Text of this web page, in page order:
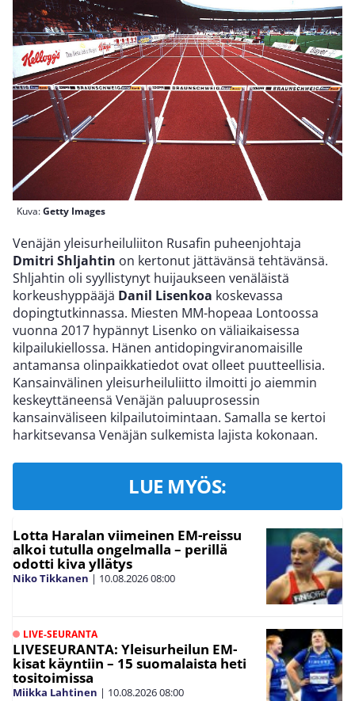
Kuva:Getty Images
Venäjän yleisurheiluliiton Rusafin puheenjohtaja
Dmitri Shljahtin on kertonut jättävänsä tehtävänsä.
Shljahtin oli syyllistynyt huijaukseen venäläistä
korkeushyppääjä Danil Lisenkoa koskevassa
dopingtutkinnassa. Miesten MM-hopeaa Lontoossa
vuonna 2017 hypännyt Lisenko on väliaikaisessa
kilpailukiellossa. Hänen antidopingviranomaisille
antamansa olinpaikkatiedot ovat olleet puutteellisia.
Kansainvälinen yleisurheiluliitto ilmoitti jo aiemmin
keskeyttäneensä Venäjän paluuprosessin
kansainväliseen kilpailutoimintaan. Samalla se kertoi
harkitsevansa Venäjän sulkemista lajista kokonaan.
LUE MYÖS:
Lotta Haralan viimeinen EM-reissu
alkoi tutulla ongelmalla – perillä
odotti kiva yllätys
Niko Tikkanen | 10.08.202608:00
LIVE-SEURANTA
LIVESEURANTA: Yleisurheilun EM-
kisat käyntiin – 15 suomalaista heti
tositoimissa
Miikka Lahtinen | 10.08.202608:00